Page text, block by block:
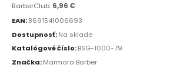
BarberClub: 6,96 €
EAN:8691541006693
Dostupnosť:Na sklade
Katalógové číslo:BSG-1000-79
Značka:Marmara Barber